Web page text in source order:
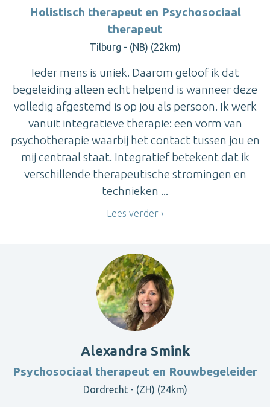
Holistisch therapeut en Psychosociaal
therapeut
Tilburg - (NB) (22km)
Ieder mens is uniek. Daarom geloof ik dat
begeleiding alleen echt helpend is wanneer deze
volledig afgestemd is op jou als persoon. Ik werk
vanuit integratieve therapie: een vorm van
psychotherapie waarbij het contact tussen jou en
mij centraal staat. Integratief betekent dat ik
verschillende therapeutische stromingen en
technieken ...
Lees verder
Alexandra Smink
Psychosociaal therapeut en Rouwbegeleider
Dordrecht - (ZH) (24km)